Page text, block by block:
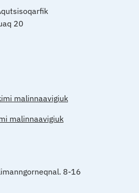
20
malinnaavigiuk
malinnaavigiuk
8-16